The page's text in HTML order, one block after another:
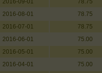
2016-09-01
78.75
2016-08-01
78.75
2016-07-01
78.75
2016-06-01
75.00
2016-05-01
75.00
2016-04-01
75.00